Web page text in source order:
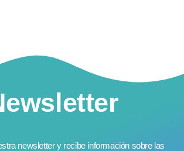
newsletter y recibe información sobre las